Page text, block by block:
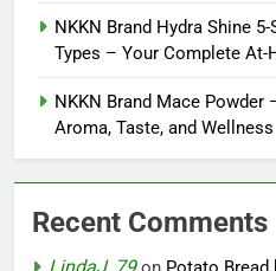
NKKN Brand Hydra Shine
Types – Your Complete
NKKN Brand Mace Powder
Aroma, Taste, and Wellness
Recent Comments